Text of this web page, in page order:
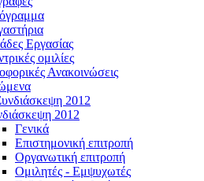
Εργασίας
ομιλίες
Ανακοινώσεις
2012
2012
Γενικά
Επιστημονική επιτροπή
Οργανωτική επιτροπή
Ομιλητές - Εμψυχωτές